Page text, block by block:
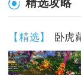
精选攻略
【精选】 卧虎